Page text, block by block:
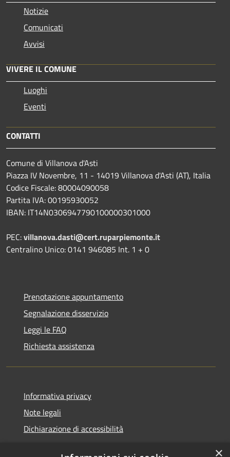
Notizie
Comunicati
Avvisi
VIVERE IL COMUNE
Luoghi
Eventi
CONTATTI
Comune di Villanova d'Asti
Piazza IV Novembre, 11 - 14019 Villanova d'Asti (AT), Italia
Codice Fiscale: 80004090058
Partita IVA: 00195930052
IBAN: IT14N0306947790100000301000
PEC:villanova.dasti@cert.ruparpiemonte.it
Centralino Unico: 0141 946085 Int. 1 + 0
Prenotazione appuntamento
Segnalazione disservizio
Leggi le FAQ
Richiesta assistenza
Informativa privacy
Note legali
Dichiarazione di accessibilità
×